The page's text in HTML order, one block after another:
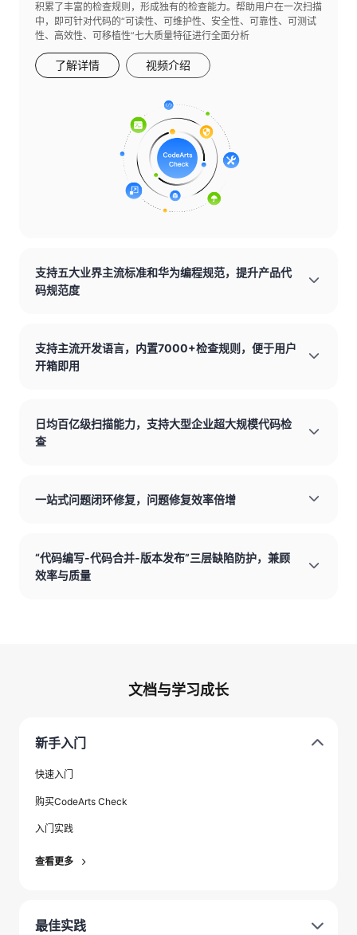
积累了丰富的检查规则，形成独有的检查能力。帮助用户在一次扫描
中，即可针对代码的“可读性、可维护性、安全性、可靠性、可测试
性、高效性、可移植性”七大质量特征进行全面分析
了解详情 视频介绍
支持五大业界主流标准和华为编程规范，提升产品代
码规范度
支持主流开发语言，内置7000+检查规则，便于用户
开箱即用
日均百亿级扫描能力，支持大型企业超大规模代码检
查
一站式问题闭环修复，问题修复效率倍增
“代码编写-代码合并-版本发布”三层缺陷防护，兼顾
效率与质量
文档与学习成长
新手入门
快速入门
购买CodeArts Check
入门实践
查看更多
最佳实践